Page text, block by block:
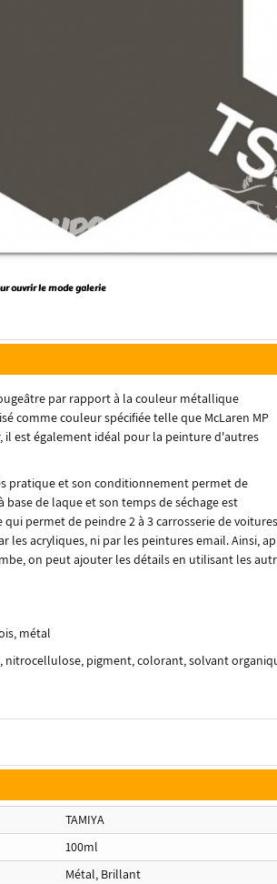
ouvrir le mode galerie
par rapport à la couleur métallique
comme couleur spécifiée telle que McLaren MP
il est également idéal pour la peinture d'autres
pratique et son conditionnement permet de
de laque et son temps de séchage est
permet de peindre 2 à 3 carrosserie de
les acryliques, ni par les peintures email. Ainsi,
on peut ajouter les détails en utilisant les
métal
pigment, colorant, solvant
TAMIYA
100ml
Métal, Brillant